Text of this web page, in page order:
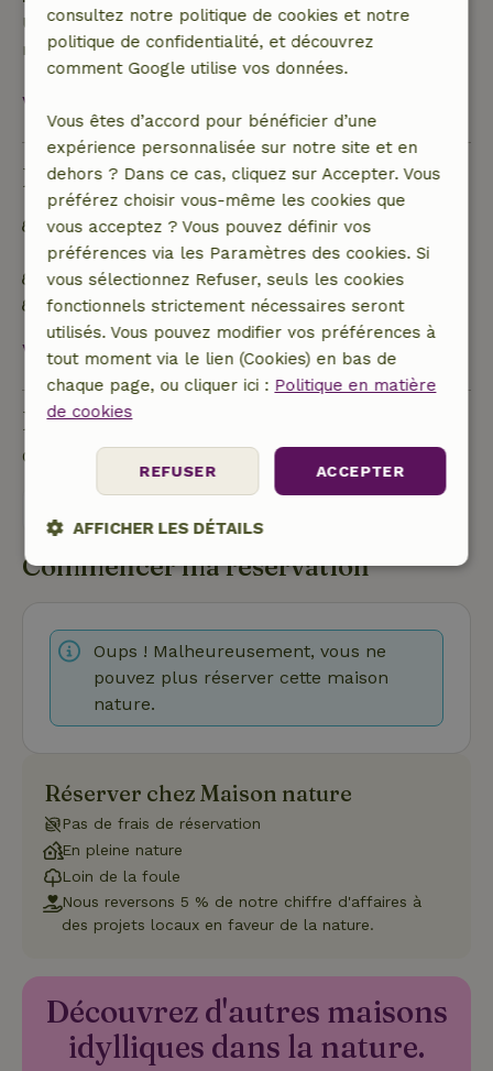
Une caution de 300,00 € s'applique. Tu seras
remboursé après le départ.
Voir tout
Durabilité
Trier les déchets (verre, papier, plastique, déchets
alimentaires/organiques)
Produits de nettoyage 100% naturels
Jardin respectueux de la biodiversité
Voir tout
Poser une question
Contacte le propriétaire de la Maison nature.
Commencer ma réservation
Oups ! Malheureusement, vous ne
pouvez plus réserver cette maison
nature.
Réserver chez Maison nature
Pas de frais de réservation
En pleine nature
Loin de la foule
Nous reversons 5 % de notre chiffre d'affaires à
des projets locaux en faveur de la nature.
Découvrez d'autres maisons
idylliques dans la nature.
consultez notre politique de cookies et notre
politique de confidentialité, et découvrez
comment Google utilise vos données.
Vous êtes d’accord pour bénéficier d’une
expérience personnalisée sur notre site et en
dehors ? Dans ce cas, cliquez sur Accepter. Vous
préférez choisir vous-même les cookies que
vous acceptez ? Vous pouvez définir vos
préférences via les Paramètres des cookies. Si
vous sélectionnez Refuser, seuls les cookies
fonctionnels strictement nécessaires seront
utilisés. Vous pouvez modifier vos préférences à
tout moment via le lien (Cookies) en bas de
chaque page, ou cliquer ici : Politique en matière
de cookies
ACCEPTER
REFUSER
AFFICHER LES DÉTAILS
Strictement
Performance Ciblage
Fonctionnalité
Strictement nécessaires
Les cookies strictement nécessaires habilitent des
fonctionnalités de base du site Web telles que la connexion
des utilisateurs et la gestion des comptes. Le site Web ne
Nom
Fournisseur /
Domaine
Expiration Description
CookieScriptConsent
CookieScript
4
Ce cookie